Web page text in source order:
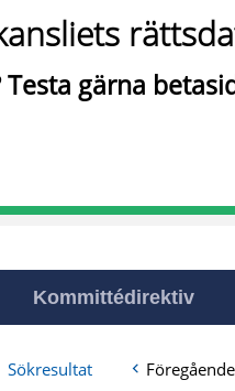
gärna
Kommittédirektiv
Sökresultat Föregående